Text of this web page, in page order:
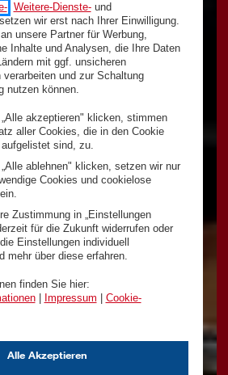
, Weitere-Dienste-und
setzen wir erst nach Ihrer Einwilligung.
unsere Partner für Werbung,
Inhalte und Analysen, die Ihre Daten
mit ggf. unsicheren
verarbeiten und zur Schaltung
nutzen können.
akzeptieren" klicken, stimmen
aller Cookies, die in den Cookie
sind, zu.
ablehnen" klicken, setzen wir nur
Cookies und cookielose
Zustimmung in „Einstellungen
für die Zukunft widerrufen oder
Einstellungen individuell
mehr über diese erfahren.
finden Sie hier:
| Impressum
Cookie-
Alle Akzeptieren